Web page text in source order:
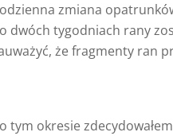
zmiana
dwóch tygodniach rany
że fragmenty ran
tym okresie